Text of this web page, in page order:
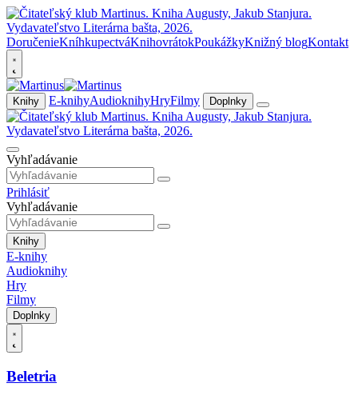
DoručenieKníhkupectváKnihovrátokPoukážkyKnižný blogKontakt
Knihy E-knihyAudioknihyHryFilmy Doplnky
Vyhľadávanie
Prihlásiť
Vyhľadávanie
Knihy
E-knihy
Audioknihy
Hry
Filmy
Doplnky
Beletria